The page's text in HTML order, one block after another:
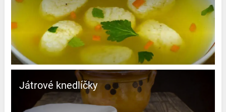
Játrové knedlíčky